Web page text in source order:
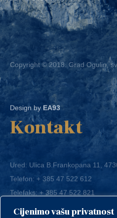
Cijenimo vašu privatnost
Copyright © 2018. Grad Ogulin,
Design by EA93
Kontakt
Telefon:+ 385 47 522 612
Telefaks:+ 385 47 522 821
E-mail:grad-ogulin@ogulin.hr